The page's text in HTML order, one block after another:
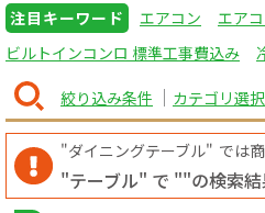
注目キーワード エアコン エア
ビルトインコンロ 標準工事費込み
絞り込み条件 カテゴリ選択
"ダイニングテーブル" では
"テーブル" で ""の検索結